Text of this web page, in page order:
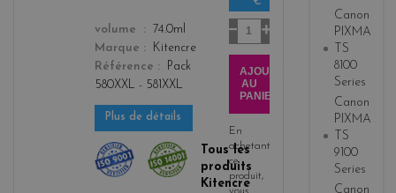
color
volume
74.0ml
Marque
Kitencre
Référence
Pack
580XXL - 581XXL
Plus de détails
Tous les
produits
Kitencre
Quantité
AJOUTER
AU
PANIER
En
achetant
ce
produit,
Canon
PIXMA
TS
8100
Series
Canon
PIXMA
TS
9100
Series
Canon